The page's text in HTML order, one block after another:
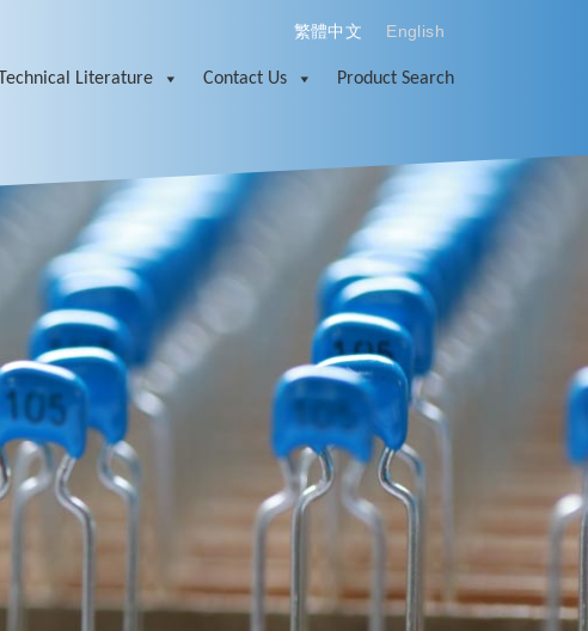
繁體中文 English
Technical Literature Contact Us Product Search